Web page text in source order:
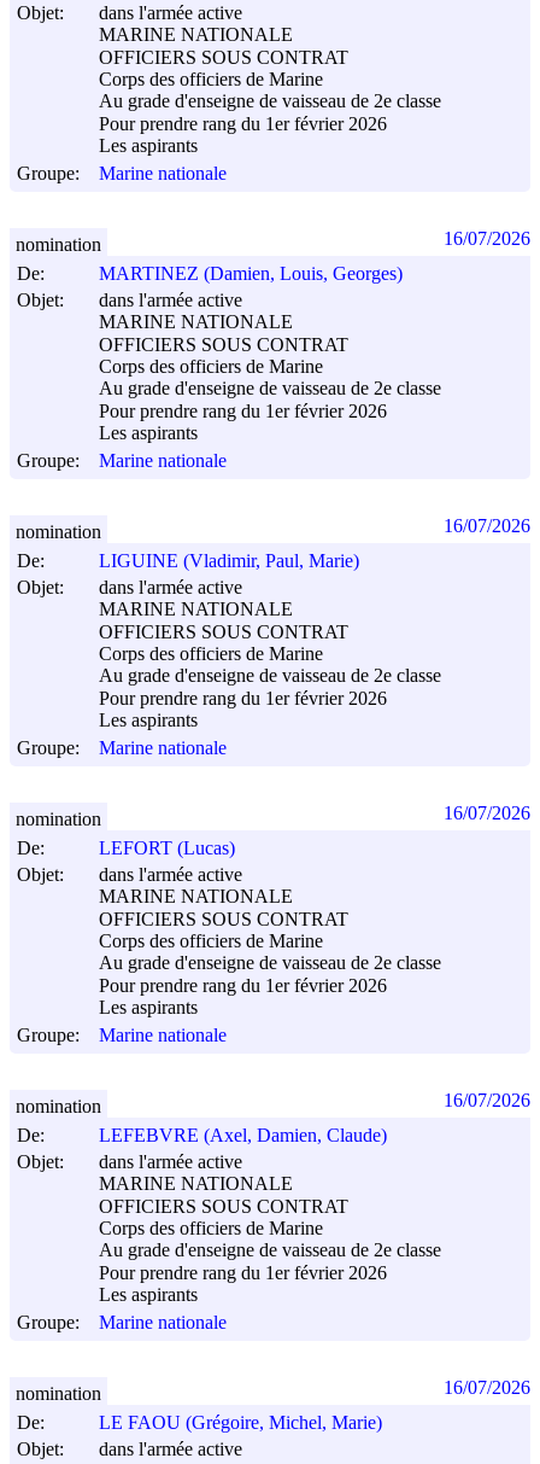
Objet:
dans l'armée active
MARINE NATIONALE
OFFICIERS SOUS CONTRAT
Corps des officiers de Marine
Au grade d'enseigne de vaisseau de 2e classe
Pour prendre rang du 1er février 2026
Les aspirants
Groupe:
Marine nationale
De:
MARTINEZ (Damien, Louis, Georges)
Objet:
dans l'armée active
MARINE NATIONALE
OFFICIERS SOUS CONTRAT
Corps des officiers de Marine
Au grade d'enseigne de vaisseau de 2e classe
Pour prendre rang du 1er février 2026
Les aspirants
Groupe:
Marine nationale
nomination 16/07/2026
De:
LIGUINE (Vladimir, Paul, Marie)
Objet:
dans l'armée active
MARINE NATIONALE
OFFICIERS SOUS CONTRAT
Corps des officiers de Marine
Au grade d'enseigne de vaisseau de 2e classe
Pour prendre rang du 1er février 2026
Les aspirants
Groupe:
Marine nationale
nomination 16/07/2026
De:
LEFORT (Lucas)
Objet:
dans l'armée active
MARINE NATIONALE
OFFICIERS SOUS CONTRAT
Corps des officiers de Marine
Au grade d'enseigne de vaisseau de 2e classe
Pour prendre rang du 1er février 2026
Les aspirants
Groupe:
Marine nationale
nomination 16/07/2026
De:
LEFEBVRE (Axel, Damien, Claude)
Objet:
dans l'armée active
MARINE NATIONALE
OFFICIERS SOUS CONTRAT
Corps des officiers de Marine
Au grade d'enseigne de vaisseau de 2e classe
Pour prendre rang du 1er février 2026
Les aspirants
Groupe:
Marine nationale
nomination 16/07/2026
De:
LE FAOU (Grégoire, Michel, Marie)
Objet:
dans l'armée active
nomination 16/07/2026